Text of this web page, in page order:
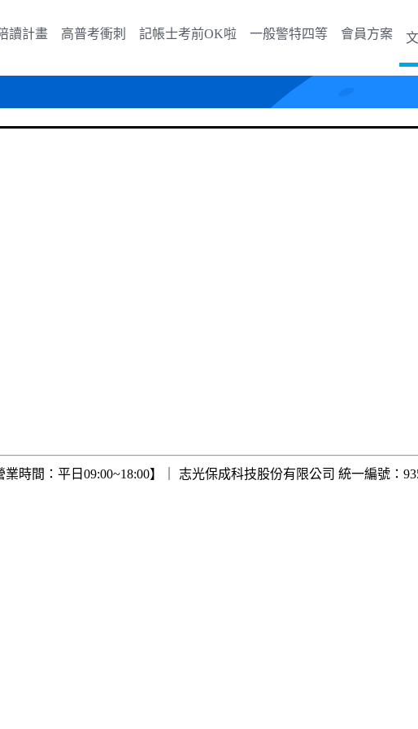
讀計畫 高普考衝刺 記帳士考前OK啦 一般警特四等 會員方案
時間：平日09:00~18:00】｜ 志光保成科技股份有限公司 統一編號：